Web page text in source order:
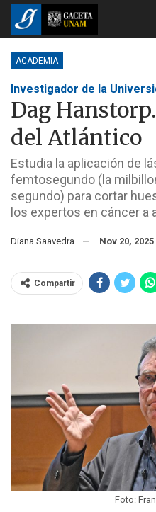
ACADEMIA
Investigador de la
Dag
del Atlántico
Estudia la aplicación de
femtosegundo (la
segundo) para cortar
los expertos en cáncer a
Diana Saavedra Nov 20, 2025
Compartir
Foto: